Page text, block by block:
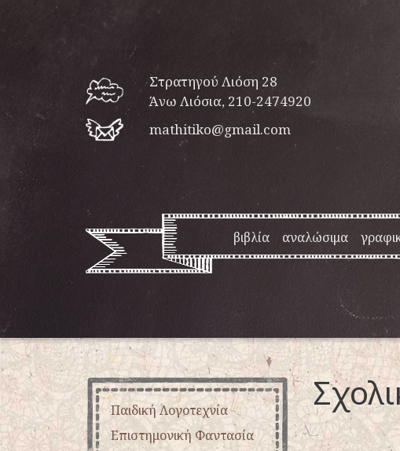
Στρατηγού Λιόση 28
Άνω Λιόσια, 210-2474920
mathitiko@gmail.com
βιβλία αναλώσιμα
Παιδική Λογοτεχνία
Επιστημονική Φαντασία